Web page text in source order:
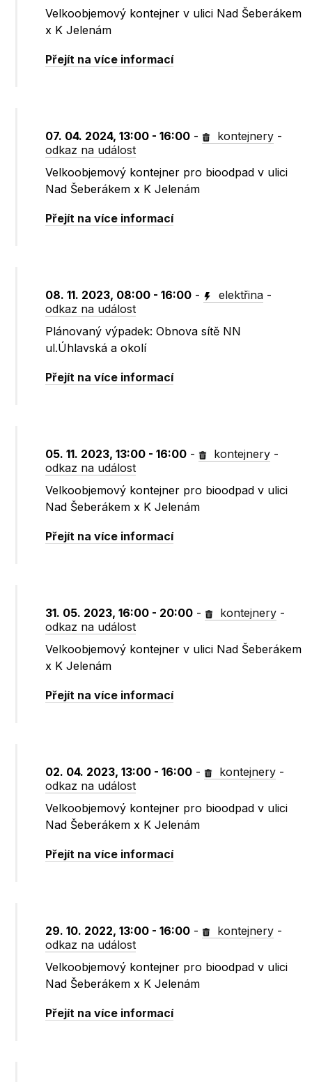
Velkoobjemový kontejner v ulici Nad Šeberákem
x K Jelenám
Přejít na více informací
07. 04. 2024, 13:00 - 16:00 - kontejnery -
odkaz na událost
Velkoobjemový kontejner pro bioodpad v ulici
Nad Šeberákem x K Jelenám
Přejít na více informací
08. 11. 2023, 08:00 - 16:00 - elektřina -
odkaz na událost
Plánovaný výpadek: Obnova sítě NN
ul.Úhlavská a okolí
Přejít na více informací
05. 11. 2023, 13:00 - 16:00 - kontejnery -
odkaz na událost
Velkoobjemový kontejner pro bioodpad v ulici
Nad Šeberákem x K Jelenám
Přejít na více informací
31. 05. 2023, 16:00 - 20:00 - kontejnery -
odkaz na událost
Velkoobjemový kontejner v ulici Nad Šeberákem
x K Jelenám
Přejít na více informací
02. 04. 2023, 13:00 - 16:00 - kontejnery -
odkaz na událost
Velkoobjemový kontejner pro bioodpad v ulici
Nad Šeberákem x K Jelenám
Přejít na více informací
29. 10. 2022, 13:00 - 16:00 - kontejnery -
odkaz na událost
Velkoobjemový kontejner pro bioodpad v ulici
Nad Šeberákem x K Jelenám
Přejít na více informací